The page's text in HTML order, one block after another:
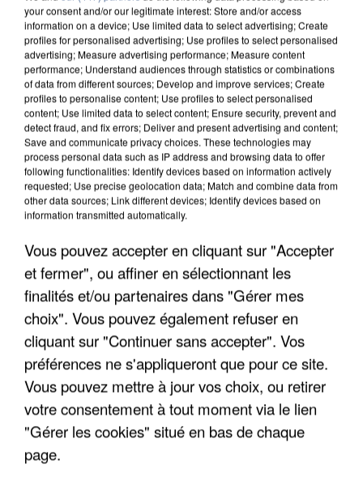
APRÈS TOUTES CES CANICULES, LES REFUGES
DE FAUNE SAUVAGE SONT...
your consent and/or our legitimate interest: Store and/or access
information on a device; Use limited data to select advertising; Create
profiles for personalised advertising; Use profiles to select personalised
advertising; Measure advertising performance; Measure content
performance; Understand audiences through statistics or combinations
of data from different sources; Develop and improve services; Create
profiles to personalise content; Use profiles to select personalised
content; Use limited data to select content; Ensure security, prevent and
detect fraud, and fix errors; Deliver and present advertising and content;
Save and communicate privacy choices. These technologies may
process personal data such as IP address and browsing data to offer
following functionalities: Identify devices based on information actively
requested; Use precise geolocation data; Match and combine data from
other data sources; Link different devices; Identify devices based on
information transmitted automatically.
Vous pouvez accepter en cliquant sur "Accepter
et fermer", ou affiner en sélectionnant les
finalités et/ou partenaires dans "Gérer mes
choix". Vous pouvez également refuser en
cliquant sur "Continuer sans accepter". Vos
préférences ne s'appliqueront que pour ce site.
Vous pouvez mettre à jour vos choix, ou retirer
votre consentement à tout moment via le lien
"Gérer les cookies" situé en bas de chaque
page.